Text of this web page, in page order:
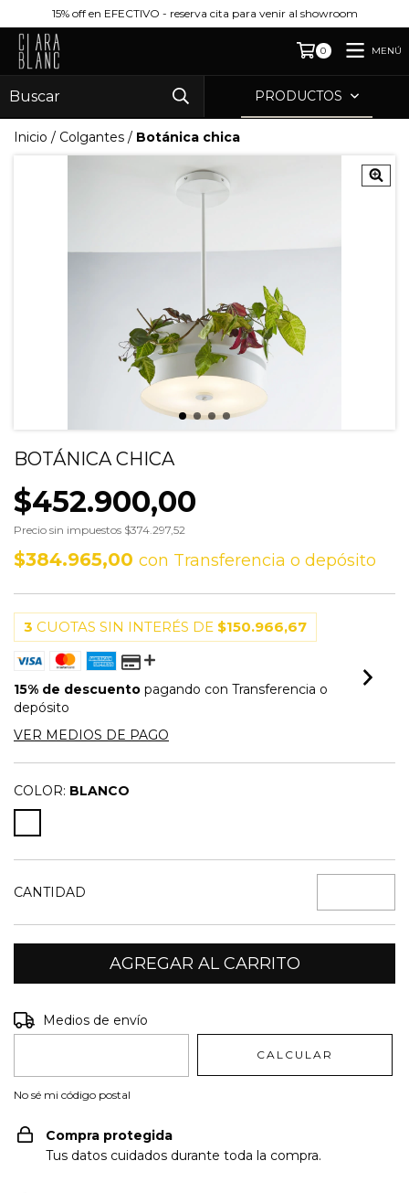
15% off en EFECTIVO - reserva cita para venir al showroom
0 MENÚ
PRODUCTOS
Inicio / Colgantes / Botánica chica
BOTÁNICA CHICA
$452.900,00
Precio sin impuestos $374.297,52
$384.965,00 con Transferencia o depósito
3 CUOTAS SIN INTERÉS DE $150.966,67
15% de descuento pagando con Transferencia o
depósito
VER MEDIOS DE PAGO
COLOR: BLANCO
CANTIDAD
Entregas para el CP:
Medios de envío
CALCULAR
No sé mi código postal
Compra protegida
Tus datos cuidados durante toda la compra.